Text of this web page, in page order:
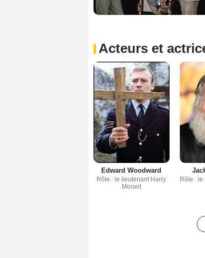
Acteurs et
Edward Woodward
Rôle : le lieutenant Harry
Morant
Rôle : le